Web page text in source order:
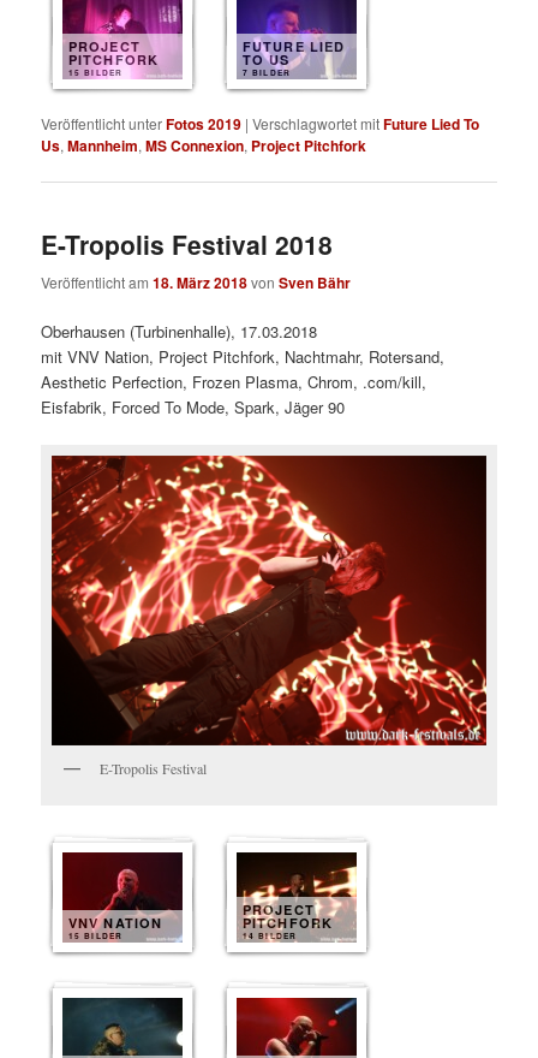
PROJECT
PITCHFORK
15 BILDER
FUTURE LIED
TO US
7 BILDER
Veröffentlicht unterFotos 2019 |Verschlagwortet mitFuture Lied To
Us,Mannheim,MS Connexion, Project Pitchfork
E-Tropolis Festival 2018
Veröffentlicht am18. März 2018vonSven Bähr
Oberhausen (Turbinenhalle), 17.03.2018
mit VNV Nation, Project Pitchfork, Nachtmahr, Rotersand,
Aesthetic Perfection, Frozen Plasma, Chrom, .com/kill,
Eisfabrik, Forced To Mode, Spark, Jäger 90
E-Tropolis Festival
VNV NATION
15 BILDER
PROJECT
PITCHFORK
14 BILDER